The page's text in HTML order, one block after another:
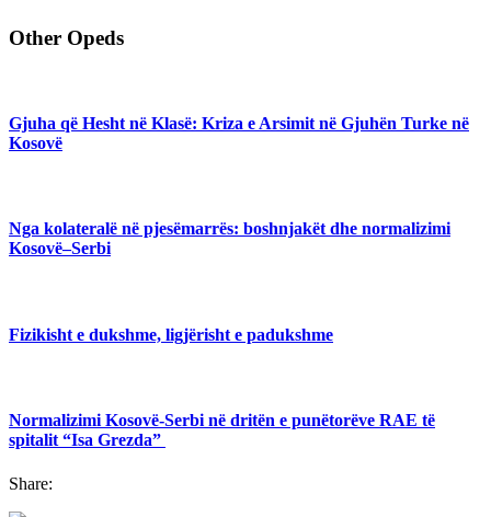
Other Opeds
Gjuha që Hesht në Klasë: Kriza e Arsimit në Gjuhën Turke në
Kosovë
Nga kolateralë në pjesëmarrës: boshnjakët dhe normalizimi
Kosovë–Serbi
Fizikisht e dukshme, ligjërisht e padukshme
Normalizimi Kosovë-Serbi në dritën e punëtorëve RAE të
spitalit “Isa Grezda”
Share: